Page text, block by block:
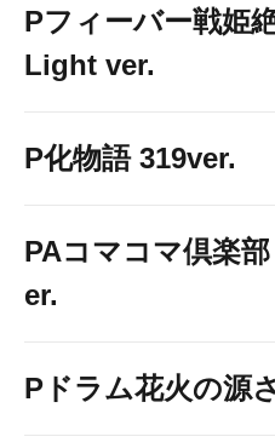
Pフィーバー戦姫
Light ver.
P化物語 319ver.
PAコマコマ倶楽
er.
Pドラム花火の源